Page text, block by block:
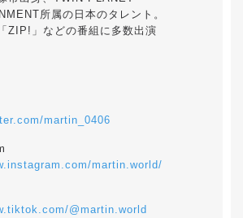
所属の日本のタレント。
ZIP!」などの番組に多数出演
martin_0406
martin.world/
@martin.world